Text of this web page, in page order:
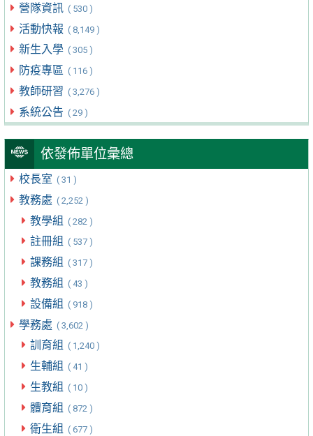
營隊資訊 ( 530 )
活動快報 ( 8,149 )
新生入學 ( 305 )
防疫專區 ( 116 )
教師研習 ( 3,276 )
系統公告 ( 29 )
依發佈單位彙總
校長室 ( 31 )
教務處 ( 2,252 )
教學組 ( 282 )
註冊組 ( 537 )
課務組 ( 317 )
教務組 ( 43 )
設備組 ( 918 )
學務處 ( 3,602 )
訓育組 ( 1,240 )
生輔組 ( 41 )
生教組 ( 10 )
體育組 ( 872 )
衛生組 ( 677 )